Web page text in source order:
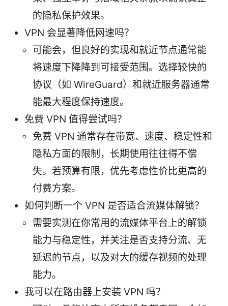
的隐私保护效果。
VPN 会显著降低网速吗？
可能会，但良好的实现和就近节点通常能
将速度下降降到可接受范围。选择较快的
协议（如 WireGuard）和就近服务器通常
能最大程度保持速度。
免费 VPN 值得尝试吗？
免费 VPN 通常存在带宽、速度、稳定性和
隐私方面的限制，长期使用往往得不偿
失。若预算有限，优先考虑性价比更高的
付费方案。
如何判断一个 VPN 是否适合流媒体解锁？
需要实测在你常用的流媒体平台上的解锁
能力与稳定性，并关注是否支持分流、无
延迟的节点，以及对大的缓存视频的处理
能力。
我可以在路由器上安装 VPN 吗？